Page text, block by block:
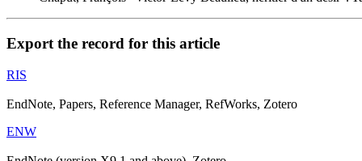
Export the record for this article
RIS
EndNote, Papers, Reference Manager, RefWorks, Zotero
ENW